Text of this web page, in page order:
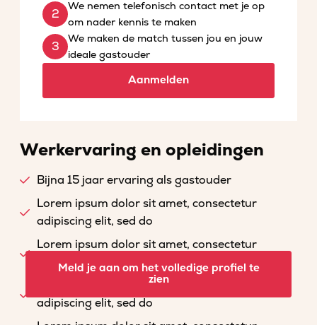
We nemen telefonisch contact met je op
om nader kennis te maken
We maken de match tussen jou en jouw
ideale gastouder
Aanmelden
Werkervaring en opleidingen
Bijna 15 jaar ervaring als gastouder
Lorem ipsum dolor sit amet, consectetur
adipiscing elit, sed do
Lorem ipsum dolor sit amet, consectetur
adipiscing elit, sed do
Lorem ipsum dolor sit amet, consectetur
adipiscing elit, sed do
Meld je aan om het volledige profiel te
zien